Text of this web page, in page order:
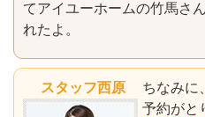
てアイユーホームの竹馬さ
れたよ。
スタッフ西原
ちなみに
予約がと